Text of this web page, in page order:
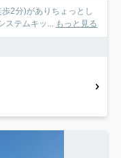
2分)がありちょっとし
ステムキッ... もっと見る